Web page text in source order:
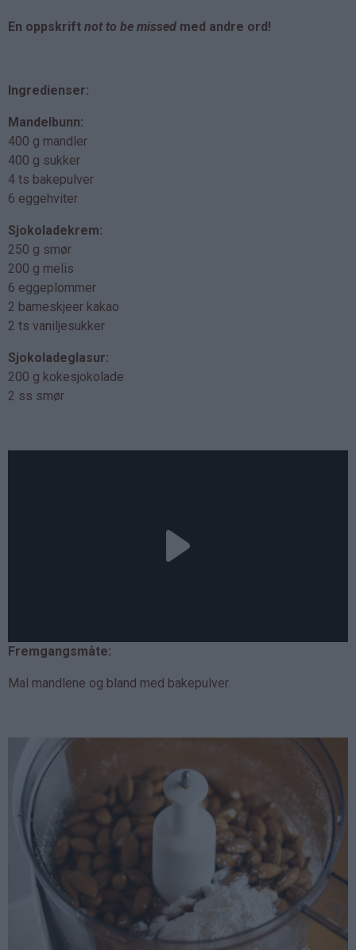
En oppskrift not to be missed med andre ord!
Ingredienser:
Mandelbunn:
400 g mandler
400 g sukker
4 ts bakepulver
6 eggehviter
Sjokoladekrem:
250 g smør
200 g melis
6 eggeplommer
2 barneskjeer kakao
2 ts vaniljesukker
Sjokoladeglasur:
200 g kokesjokolade
2 ss smør
Fremgangsmåte:
Mal mandlene og bland med bakepulver.